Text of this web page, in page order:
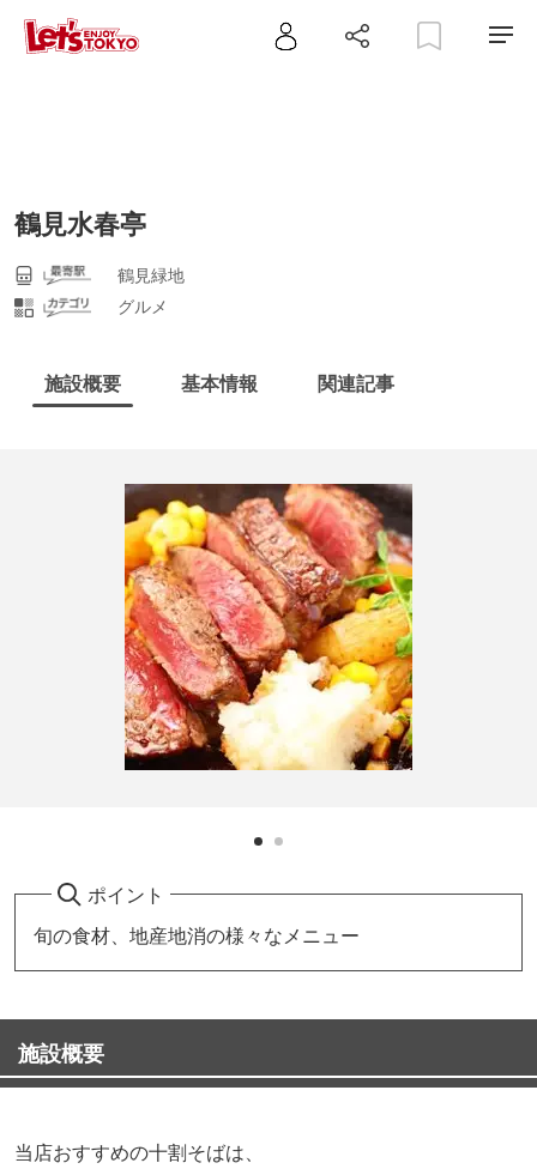
鶴見水春亭
鶴見緑地
グルメ
施設概要 基本情報 関連記事
ポイント
旬の食材、地産地消の様々なメニュー
施設概要
当店おすすめの十割そばは、